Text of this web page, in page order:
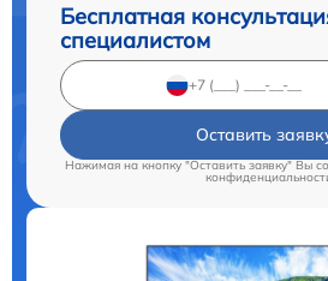
Бесплатная
специалистом
Оставить
Нажимая на кнопку "Оставить заявку" Вы